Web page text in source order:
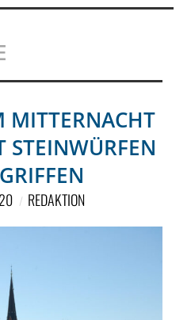
MITTERNACHT
STEINWÜRFEN
REDAKTION